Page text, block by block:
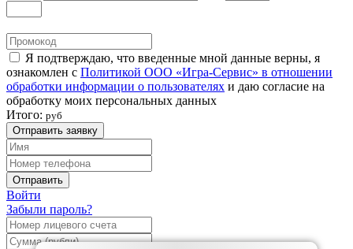
Я подтверждаю, что введенные мной данные верны, я
ознакомлен с Политикой ООО «Игра-Сервис» в отношении
обработки информации о пользователях и даю согласие на
обработку моих персональных данных
Итого: руб
Отправить заявку
Отправить
Войти
Забыли пароль?